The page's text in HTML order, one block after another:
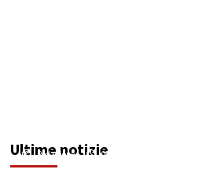
Ultime notizie
Redazione 08/08/2026